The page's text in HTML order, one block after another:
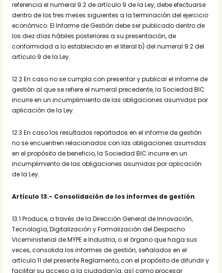
referencia el numeral 9.2 de artículo 9 de la Ley, debe efectuarse
dentro de los tres meses siguientes a la terminación del ejercicio
económico. El Informe de Gestión debe ser publicado dentro de
los diez días hábiles posteriores a su presentación, de
conformidad a lo establecido en el literal b) del numeral 9.2 del
artículo 9 de la Ley.
12.2 En caso no se cumpla con presentar y publicar el informe de
gestión al que se refiere el numeral precedente, la Sociedad BIC
incurre en un incumplimiento de las obligaciones asumidas por
aplicación de la Ley.
12.3 En caso los resultados reportados en el informe de gestión
no se encuentren relacionados con las obligaciones asumidas
en el propósito de beneficio, la Sociedad BIC incurre en un
incumplimiento de las obligaciones asumidas por aplicación
de la Ley.
Artículo 13.- Consolidación de los informes de gestión
13.1 Produce, a través de la Dirección General de Innovación,
Tecnología, Digitalización y Formalización del Despacho
Viceministerial de MYPE e Industria, o el órgano que haga sus
veces, consolida los informes de gestión, señalados en el
artículo 11 del presente Reglamento, con el propósito de difundir y
facilitar su acceso a la ciudadanía, así como procesar